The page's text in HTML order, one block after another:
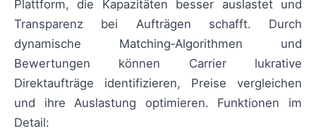
Plattform, die Kapazitäten besser auslastet und
Transparenz bei Aufträgen schafft. Durch
dynamische Matching‑Algorithmen und
Bewertungen können Carrier lukrative
Direktaufträge identifizieren, Preise vergleichen
und ihre Auslastung optimieren. Funktionen im
Detail: